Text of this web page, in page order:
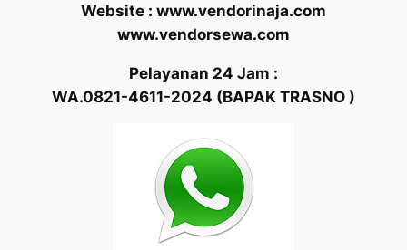
Website : www.vendorinaja.com
www.vendorsewa.com
Pelayanan 24 Jam :
WA.0821-4611-2024 (BAPAK TRASNO )